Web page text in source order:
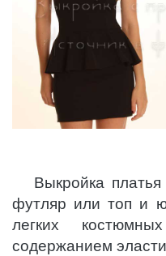
Выкройка
футляр или топ и
легких
содержанием